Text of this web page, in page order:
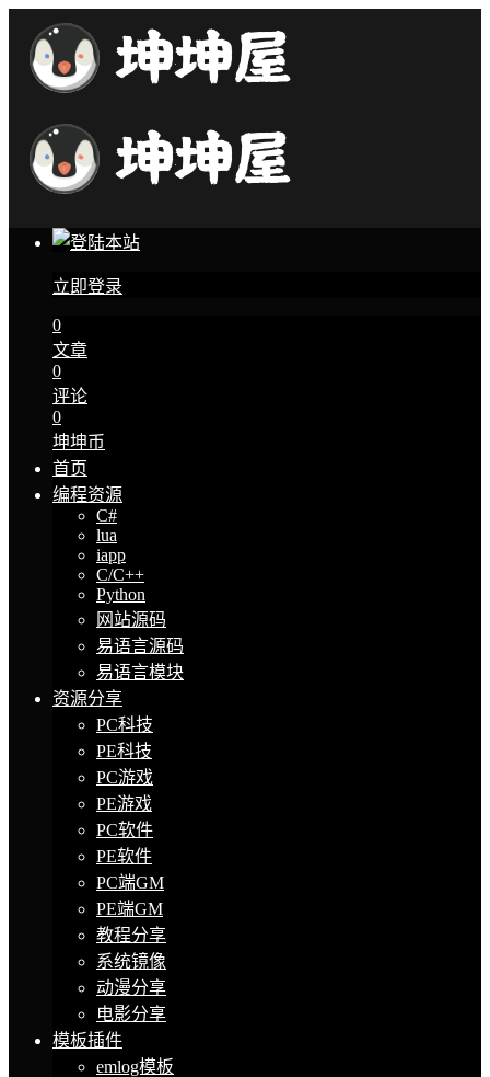
立即登录
0
文章
0
评论
0
坤坤币
首页
编程资源
C#
lua
iapp
C/C++
Python
网站源码
易语言源码
易语言模块
资源分享
PC科技
PE科技
PC游戏
PE游戏
PC软件
PE软件
PC端GM
PE端GM
教程分享
系统镜像
动漫分享
电影分享
模板插件
emlog模板